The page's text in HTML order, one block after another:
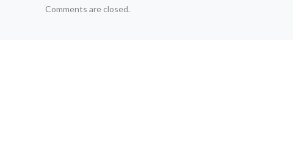
Comments are closed.